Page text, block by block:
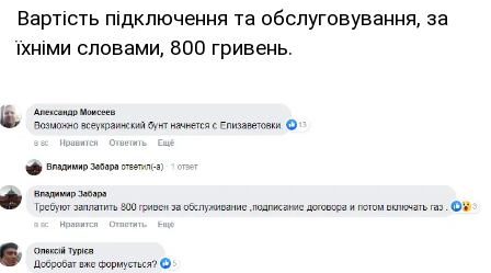
Вартість підключення та обслуговування, за
їхніми словами, 800 гривень.